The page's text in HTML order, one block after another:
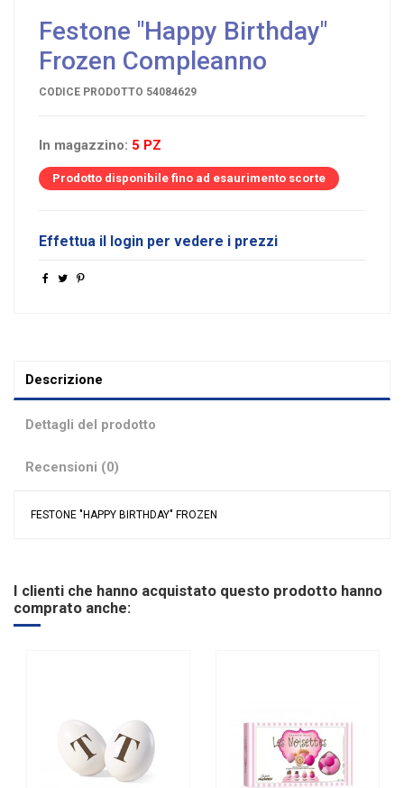
Festone "Happy Birthday"
Frozen Compleanno
CODICE PRODOTTO 54084629
In magazzino: 5 PZ
Prodotto disponibile fino ad esaurimento scorte
Effettua il login per vedere i prezzi
Descrizione
Dettagli del prodotto
Recensioni (0)
FESTONE "HAPPY BIRTHDAY" FROZEN
Tipologia Festoni
Coordinati per il Party
I clienti che hanno acquistato questo prodotto hanno
comprato anche: